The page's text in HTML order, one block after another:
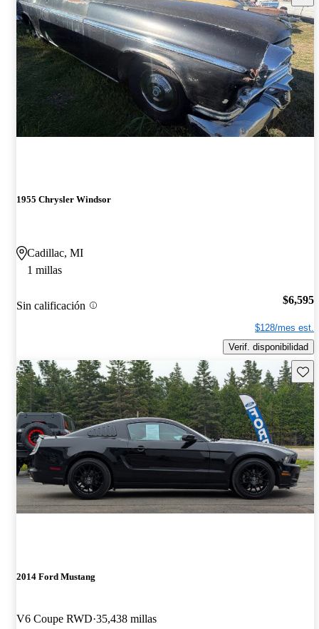
1955 Chrysler Windsor
Cadillac, MI
1 millas
Sin calificación $6,595
$128/mes est.
Verif. disponibilidad
2014 Ford Mustang
V6 Coupe RWD 35,438 millas